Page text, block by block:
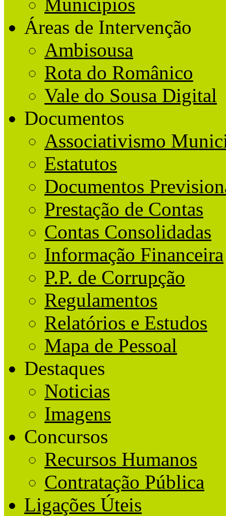
Áreas de Intervenção
Ambisousa
Rota do Românico
Vale do Sousa Digital
Documentos
Associativismo
Estatutos
Documentos
Prestação de Contas
Contas Consolidadas
Informação Financeira
P.P. de Corrupção
Regulamentos
Relatórios e Estudos
Mapa de Pessoal
Destaques
Noticias
Imagens
Concursos
Recursos Humanos
Contratação Pública
Ligações Úteis